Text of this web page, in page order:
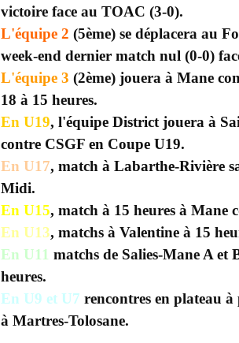
victoire face au TOAC (3-0).
L'équipe 2 (5ème) se déplacera au
week-end dernier match nul (0-0)
L'équipe 3 (2ème) jouera à Mane
18 à 15 heures.
En U19, l'équipe District jouera à
contre CSGF en Coupe U19.
En U17, match à Labarthe-Rivière
Midi.
En U15, match à 15 heures à Mane
En U13, matchs à Valentine à 15
En U11 matchs de Salies-Mane A et
heures.
En U9 et U7 rencontres en plateau à
à Martres-Tolosane.